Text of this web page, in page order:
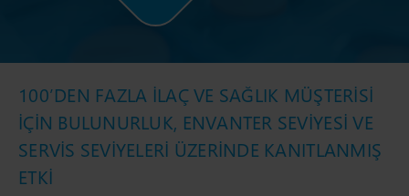
100’DEN FAZLA İLAÇ VE SAĞLIK MÜŞTERİSİ
İÇİN BULUNURLUK, ENVANTER SEVİYESİ VE
SERVİS SEVİYELERİ ÜZERİNDE KANITLANMIŞ
ETKİ